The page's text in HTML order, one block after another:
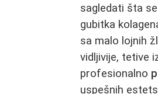
sagledati šta
gubitka
sa malo lojnih
vidljivije, tetive
profesionalno
uspešnih